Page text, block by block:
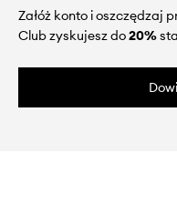
Załóż konto i oszczędzaj
Club zyskujesz do20%